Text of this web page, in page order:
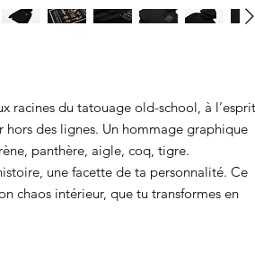
racines du tatouage old-school, à l’esprit
hors des lignes. Un hommage graphique
panthère, aigle, coq, tigre.
une facette de ta personnalité. Ce
chaos intérieur, que tu transformes en